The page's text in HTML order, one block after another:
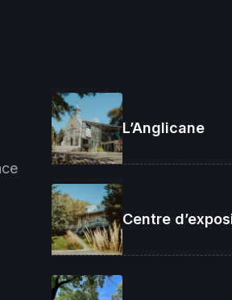
L’Anglicane
Centre